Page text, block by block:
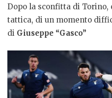
Dopo la sconfitta di Torino,
tattica, di un momento
di Giuseppe “Gasco”